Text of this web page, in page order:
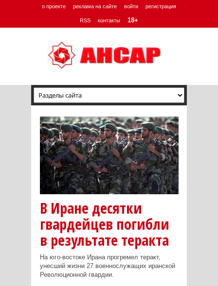
о проекте реклама на сайте войти регистрация
RSS контакты 18+
В Иране десятки
гвардейцев погибли
в результате теракта
На юго-востоке Ирана прогремел теракт,
унесший жизни 27 военнослужащих иранской
Революционной гвардии.